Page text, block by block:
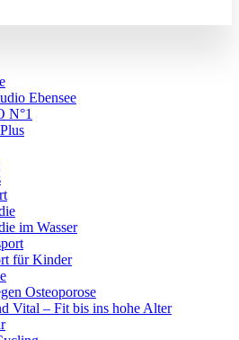
Ebensee
N°1
im Wasser
für Kinder
Osteoporose
Vital – Fit bis ins hohe Alter